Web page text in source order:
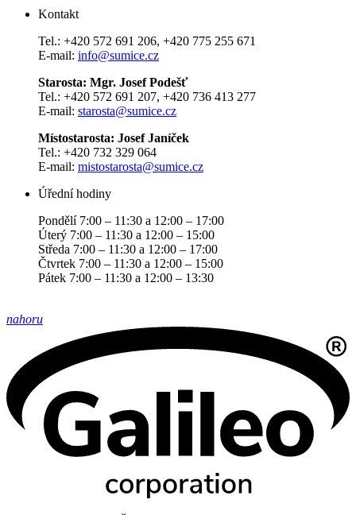
Kontakt
Tel.: +420 572 691 206, +420 775 255 671
E-mail: info@sumice.cz
Starosta: Mgr. Josef Podešť
Tel.: +420 572 691 207, +420 736 413 277
E-mail: starosta@sumice.cz
Místostarosta: Josef Janíček
Tel.: +420 732 329 064
E-mail: mistostarosta@sumice.cz
Úřední hodiny
Pondělí 7:00 – 11:30 a 12:00 – 17:00
Úterý 7:00 – 11:30 a 12:00 – 15:00
Středa 7:00 – 11:30 a 12:00 – 17:00
Čtvrtek 7:00 – 11:30 a 12:00 – 15:00
Pátek 7:00 – 11:30 a 12:00 – 13:30
nahoru